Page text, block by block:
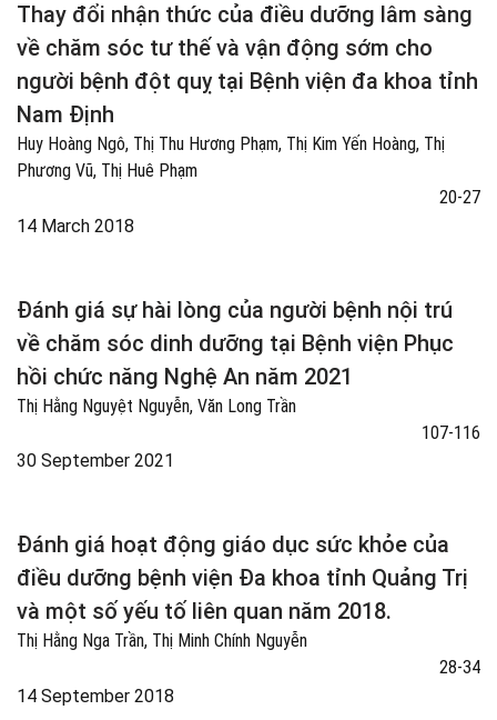
Thay đổi nhận thức của điều dưỡng lâm sàng
về chăm sóc tư thế và vận động sớm cho
người bệnh đột quỵ tại Bệnh viện đa khoa tỉnh
Nam Định
Huy Hoàng Ngô, Thị Thu Hương Phạm, Thị Kim Yến Hoàng, Thị
Phương Vũ, Thị Huê Phạm
20-27
14 March 2018
Đánh giá sự hài lòng của người bệnh nội trú
về chăm sóc dinh dưỡng tại Bệnh viện Phục
hồi chức năng Nghệ An năm 2021
Thị Hằng Nguyệt Nguyễn, Văn Long Trần
107-116
30 September 2021
Đánh giá hoạt động giáo dục sức khỏe của
điều dưỡng bệnh viện Đa khoa tỉnh Quảng Trị
và một số yếu tố liên quan năm 2018.
Thị Hằng Nga Trần, Thị Minh Chính Nguyễn
28-34
14 September 2018